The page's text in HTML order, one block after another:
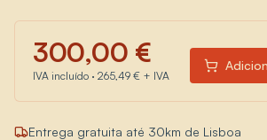
300,00 €
IVA incluído · 265,49 € + IVA
Entrega gratuita até 30km de Lisboa